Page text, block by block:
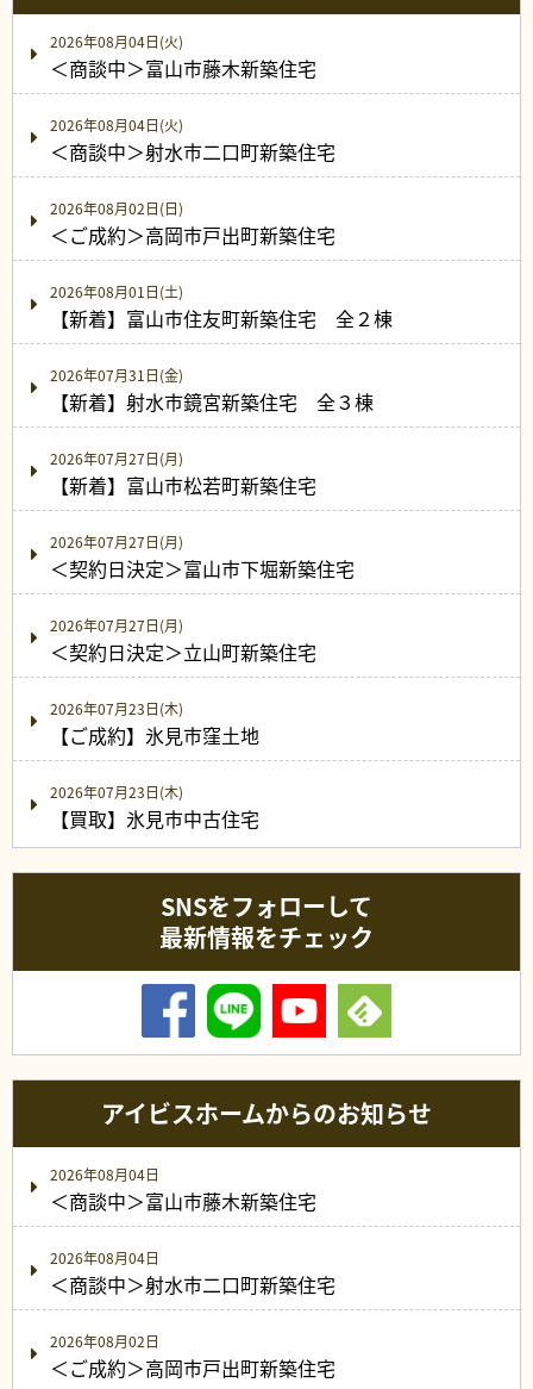
2026年08月04日(火)
＜商談中＞富山市藤木新築住宅
2026年08月04日(火)
＜商談中＞射水市二口町新築住宅
2026年08月02日(日)
＜ご成約＞高岡市戸出町新築住宅
2026年08月01日(土)
【新着】富山市住友町新築住宅 全２棟
2026年07月31日(金)
【新着】射水市鏡宮新築住宅 全３棟
2026年07月27日(月)
【新着】富山市松若町新築住宅
2026年07月27日(月)
＜契約日決定＞富山市下堀新築住宅
2026年07月27日(月)
＜契約日決定＞立山町新築住宅
2026年07月23日(木)
【ご成約】氷見市窪土地
2026年07月23日(木)
【買取】氷見市中古住宅
SNSをフォローして
最新情報をチェック
アイビスホームからのお知らせ
2026年08月04日
＜商談中＞富山市藤木新築住宅
2026年08月04日
＜商談中＞射水市二口町新築住宅
2026年08月02日
＜ご成約＞高岡市戸出町新築住宅